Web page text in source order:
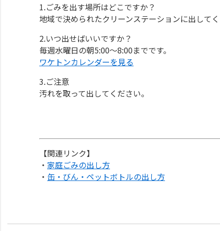
1.ごみを出す場所はどこですか？
地域で決められたクリーンステーションに出して
2.いつ出せばいいですか？
毎週水曜日の朝5:00～8:00までです。
ワケトンカレンダーを見る
3.ご注意
汚れを取って出してください。
【関連リンク】
・ 家庭ごみの出し方
・ 缶・びん・ペットボトルの出し方